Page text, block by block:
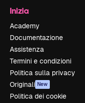
Inizia
Academy
Documentazione
Assistenza
Termini e condizioni
Politica sulla privacy
Originali New
Politica dei cookie